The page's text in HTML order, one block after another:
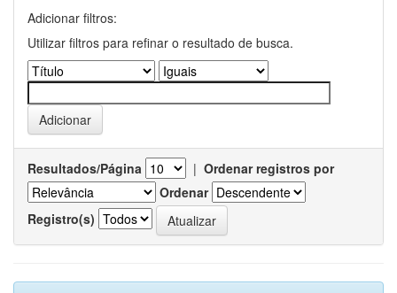
Adicionar filtros:
Utilizar filtros para refinar o resultado de busca.
Resultados/Página | Ordenar registros por
Ordenar
Registro(s)